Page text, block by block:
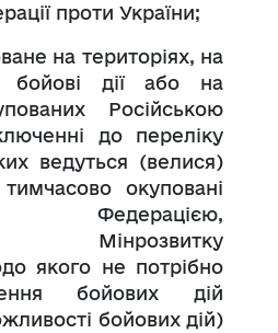
проти України;
на територіях, на
бойові дії або на
Російською
до переліку
ведуться (велися)
окуповані
Федерацією,
Мінрозвитку
якого не потрібно
бойових дій
бойових дій)